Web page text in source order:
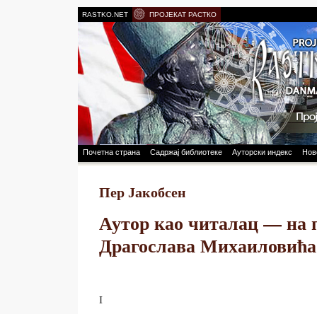
RASTKO.NET ПРОЈЕКАТ РАСТКО
Почетна страна Садржај библиотеке Ауторски индекс
Пер Јакобсен
Аутор као читалац — на
Драгослава Михаиловића
I